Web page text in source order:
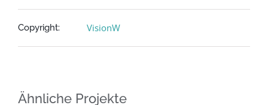
Copyright: VisionW
Ähnliche Projekte